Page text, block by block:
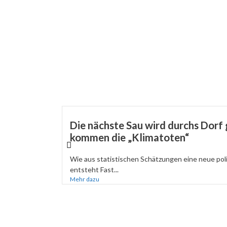
Die nächste Sau wird durchs
kommen die „Klimatoten“
Wie aus statistischen Schätzungen eine neue
entsteht Fast...
Mehr dazu